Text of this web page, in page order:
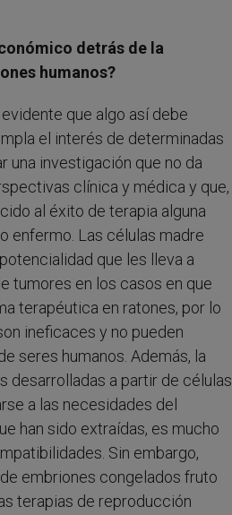
detrás de la
humanos?
que algo así debe
el interés de determinadas
una investigación que no da
clínica y médica y que,
al éxito de terapia alguna
enfermo. Las células madre
que les lleva a
tumores en los casos en que
terapéutica en ratones, por lo
ineficaces y no pueden
seres humanos. Además, la
desarrolladas a partir de células
a las necesidades del
han sido extraídas, es mucho
Sin embargo,
embriones congelados fruto
terapias de reproducción